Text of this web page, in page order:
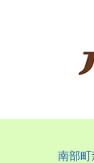
南部町